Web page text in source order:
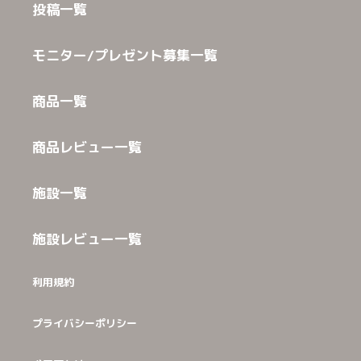
投稿一覧
モニター/プレゼント募集一覧
商品一覧
商品レビュー一覧
施設一覧
施設レビュー一覧
利用規約
プライバシーポリシー